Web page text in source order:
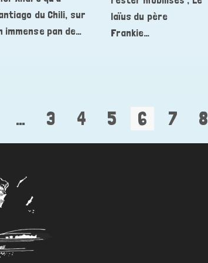
du Chili, sur
immense pan de…
laïus du père
Frankie…
page
… 3 4 5 6 7 8